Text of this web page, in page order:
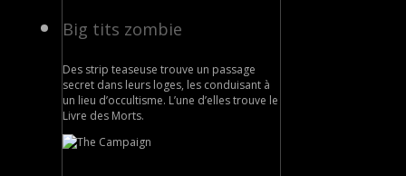
Big tits zombie
Des strip teaseuse trouve un passage
secret dans leurs loges, les conduisant à
un lieu d’occultisme. L’une d’elles trouve le
Livre des Morts.